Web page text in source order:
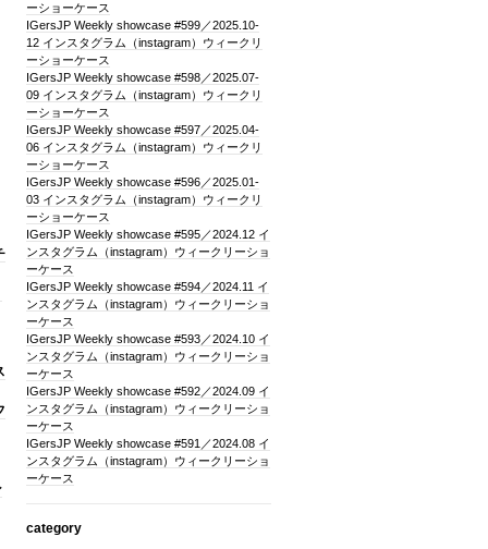
ーショーケース
IGersJP Weekly showcase #599／2025.10-
12 インスタグラム（instagram）ウィークリ
ーショーケース
IGersJP Weekly showcase #598／2025.07-
09 インスタグラム（instagram）ウィークリ
ーショーケース
IGersJP Weekly showcase #597／2025.04-
06 インスタグラム（instagram）ウィークリ
ーショーケース
IGersJP Weekly showcase #596／2025.01-
03 インスタグラム（instagram）ウィークリ
ーショーケース
IGersJP Weekly showcase #595／2024.12 イ
ンスタグラム（instagram）ウィークリーショ
ーケース
IGersJP Weekly showcase #594／2024.11 イ
ンスタグラム（instagram）ウィークリーショ
ーケース
IGersJP Weekly showcase #593／2024.10 イ
ンスタグラム（instagram）ウィークリーショ
ーケース
IGersJP Weekly showcase #592／2024.09 イ
ンスタグラム（instagram）ウィークリーショ
ーケース
IGersJP Weekly showcase #591／2024.08 イ
ンスタグラム（instagram）ウィークリーショ
ーケース
category